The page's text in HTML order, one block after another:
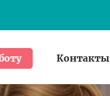
Контакты